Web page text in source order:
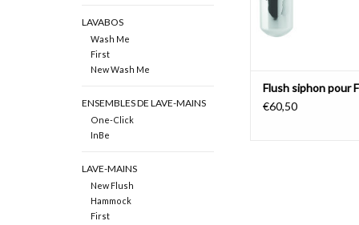
LAVABOS
Wash Me
First
New Wash Me
ENSEMBLES DE LAVE-MAINS
One-Click
InBe
LAVE-MAINS
New Flush
Hammock
First
Flush siphon pour
€60,50